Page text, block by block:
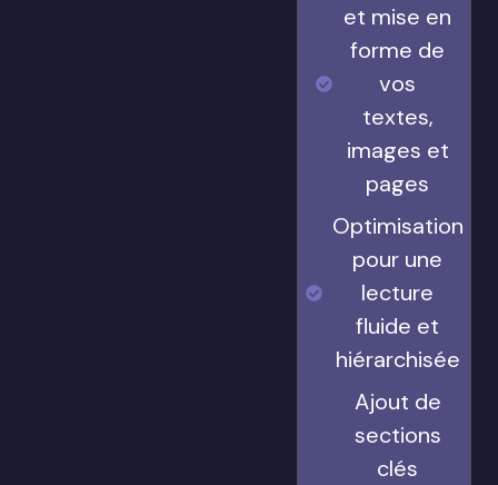
et mise en
forme de
vos
textes,
images et
pages
Optimisation
pour une
lecture
fluide et
hiérarchisée
Ajout de
sections
clés